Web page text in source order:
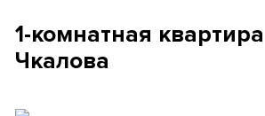
1-комнатная
Чкалова